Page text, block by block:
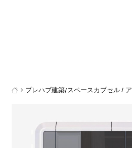
 プレハブ建築/スペースカプセル /